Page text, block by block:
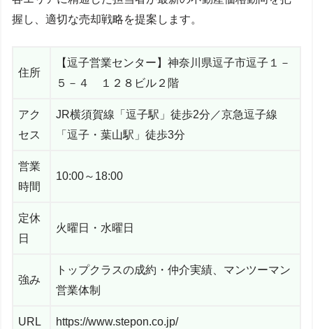
握し、適切な売却戦略を提案します。
住所
【逗子営業センター】神奈川県逗子市逗子１－
５－４ １２８ビル２階
アク
セス
JR横須賀線「逗子駅」徒歩2分／京急逗子線
「逗子・葉山駅」徒歩3分
営業
時間
10:00～18:00
定休
日
火曜日・水曜日
強み
トップクラスの成約・仲介実績、マンツーマン
営業体制
URL https://www.stepon.co.jp/